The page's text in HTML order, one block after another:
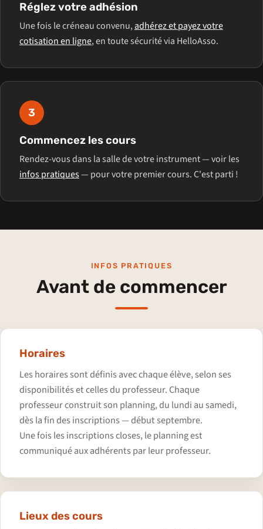
Réglez votre adhésion
Une fois le créneau convenu,adhérez et payez votre
cotisation en ligne, en toute sécurité via HelloAsso.
3
Commencez les cours
Rendez-vous dans la salle de votre instrument — voir les
infos pratiques— pour votre premier cours. C'est parti !
INFOS PRATIQUES
Avant de commencer
Horaires
Les horaires sont définis avec chaque élève, selon ses
disponibilités et celles du professeur. Chaque
professeur construit son planning, du lundi au samedi,
dès la fin des inscriptions — début septembre.
Une fois les inscriptions closes, le planning est
communiqué aux adhérents par leur professeur.
Lieux des cours